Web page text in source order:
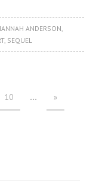
ANDERSON,
, SEQUEL
10 ... »